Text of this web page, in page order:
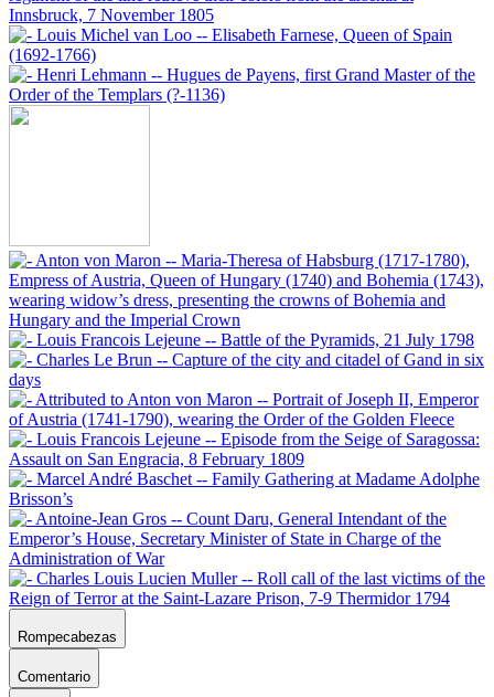
Rompecabezas
Comentario